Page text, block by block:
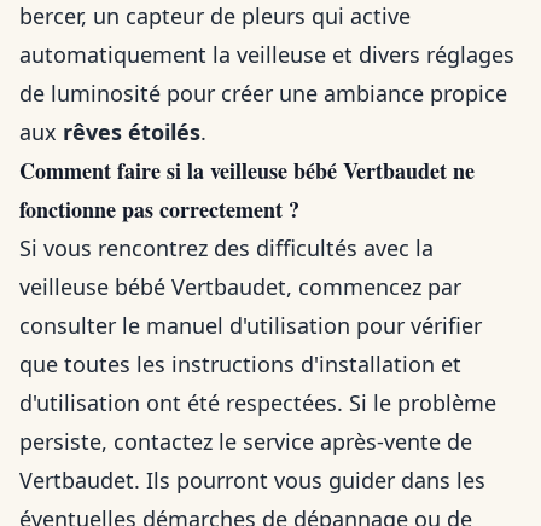
bercer, un capteur de pleurs qui active
automatiquement la veilleuse et divers réglages
de luminosité pour créer une ambiance propice
aux rêves étoilés.
Comment faire si la veilleuse bébé Vertbaudet ne
fonctionne pas correctement ?
Si vous rencontrez des difficultés avec la
veilleuse bébé Vertbaudet, commencez par
consulter le manuel d'utilisation pour vérifier
que toutes les instructions d'installation et
d'utilisation ont été respectées. Si le problème
persiste, contactez le service après-vente de
Vertbaudet. Ils pourront vous guider dans les
éventuelles démarches de dépannage ou de